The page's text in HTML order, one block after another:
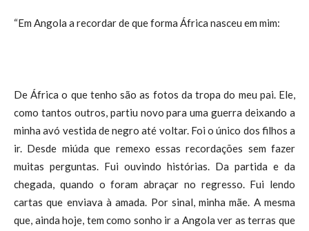
“Em Angola a recordar de que forma África nasceu em mim:
De África o que tenho são as fotos da tropa do meu pai. Ele,
como tantos outros, partiu novo para uma guerra deixando a
minha avó vestida de negro até voltar. Foi o único dos filhos a
ir. Desde miúda que remexo essas recordações sem fazer
muitas perguntas. Fui ouvindo histórias. Da partida e da
chegada, quando o foram abraçar no regresso. Fui lendo
cartas que enviava à amada. Por sinal, minha mãe. A mesma
que, ainda hoje, tem como sonho ir a Angola ver as terras que